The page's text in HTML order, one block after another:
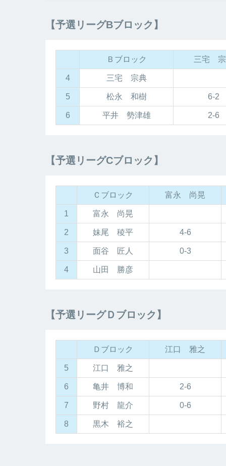
【予選リーグBブロック】
Ｂブロック 三宅
4 三宅 宗典
5 松永 和樹 6-2
6 平井 勢津雄 2-6
【予選リーグCブロック】
Ｃブロック 富永 尚晃
1 富永 尚晃
2 妹尾 稜平 4-6
3 面谷 匠人 0-3
4 山田 勝彦
【予選リーグＤブロック】
Ｄブロック 江口 雅之
5 江口 雅之
6 亀井 博和 2-6
7 野村 龍介 0-6
8 黒木 裕之